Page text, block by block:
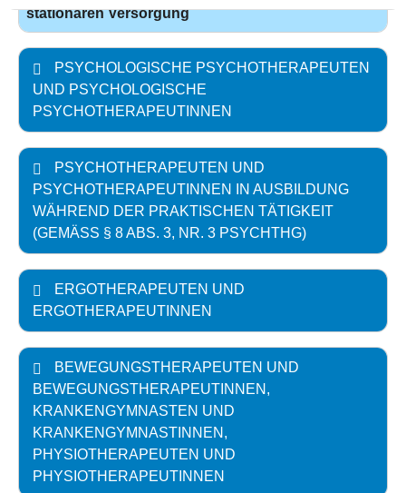
stationären Versorgung
PSYCHOLOGISCHE PSYCHOTHERAPEUTEN
UND PSYCHOLOGISCHE
PSYCHOTHERAPEUTINNEN
PSYCHOTHERAPEUTEN UND
PSYCHOTHERAPEUTINNEN IN AUSBILDUNG
WÄHREND DER PRAKTISCHEN TÄTIGKEIT
(GEMÄSS § 8 ABS. 3, NR. 3 PSYCHTHG)
ERGOTHERAPEUTEN UND
ERGOTHERAPEUTINNEN
BEWEGUNGSTHERAPEUTEN UND
BEWEGUNGSTHERAPEUTINNEN,
KRANKENGYMNASTEN UND
KRANKENGYMNASTINNEN,
PHYSIOTHERAPEUTEN UND
PHYSIOTHERAPEUTINNEN